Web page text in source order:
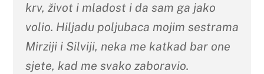
krv, život i mladost i da sam ga jako
volio. Hiljadu poljubaca mojim sestrama
Mirziji i Silviji, neka me katkad bar one
sjete, kad me svako zaboravio.